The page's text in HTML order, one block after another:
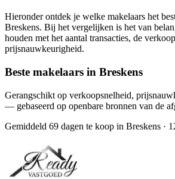
Hieronder ontdek je welke makelaars het
Breskens. Bij het vergelijken is het van
houden met het aantal transacties, de
prijsnauwkeurigheid.
Beste makelaars in Breskens
Gerangschikt op verkoopsnelheid,
— gebaseerd op openbare bronnen van de
Gemiddeld 69 dagen te koop in Breskens ·